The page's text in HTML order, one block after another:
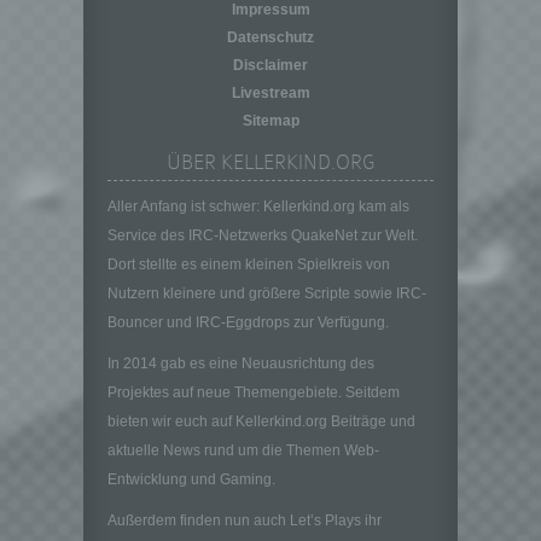
Impressum
Datenschutz
Disclaimer
Livestream
Sitemap
ÜBER KELLERKIND.ORG
Aller Anfang ist schwer: Kellerkind.org kam als
Service des IRC-Netzwerks QuakeNet zur Welt.
Dort stellte es einem kleinen Spielkreis von
Nutzern kleinere und größere Scripte sowie IRC-
Bouncer und IRC-Eggdrops zur Verfügung.
In 2014 gab es eine Neuausrichtung des
Projektes auf neue Themengebiete. Seitdem
bieten wir euch auf Kellerkind.org Beiträge und
aktuelle News rund um die Themen Web-
Entwicklung und Gaming.
Außerdem finden nun auch Let’s Plays ihr
auf welche die personenbezogenen Daten
ohne Hinzuziehung zusätzlicher
Informationen nicht mehr einer spezifischen
betroffenen Person zugeordnet werden
können, sofern diese zusätzlichen
und technischen und organisatorischen
Maßnahmen unterliegen, die gewährleisten,
dass die personenbezogenen Daten nicht
einer identifizierten oder identifizierbaren
natürlichen Person zugewiesen werden.
g) Verantwortlicher oder für die Verarbeitung
Verantwortlicher
Verantwortlicher ist die natürliche oder
juristische Person, Behörde, Einrichtung
oder andere Stelle, die allein oder
gemeinsam mit anderen über die Zwecke
personenbezogenen Daten entscheidet.
Sind die Zwecke und Mittel dieser